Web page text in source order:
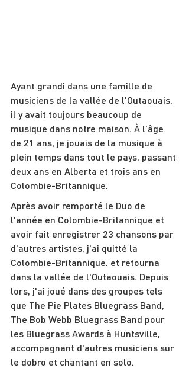
Ayant grandi dans une famille de
musiciens de la vallée de l'Outaouais,
il y avait toujours beaucoup de
musique dans notre maison. À l'âge
de 21 ans, je jouais de la musique à
plein temps dans tout le pays, passant
deux ans en Alberta et trois ans en
Colombie-Britannique.
Après avoir remporté le Duo de
l'année en Colombie-Britannique et
avoir fait enregistrer 23 chansons par
d'autres artistes, j'ai quitté la
Colombie-Britannique. et retourna
dans la vallée de l'Outaouais. Depuis
lors, j'ai joué dans des groupes tels
que The Pie Plates Bluegrass Band,
The Bob Webb Bluegrass Band pour
les Bluegrass Awards à Huntsville,
accompagnant d'autres musiciens sur
le dobro et chantant en solo.